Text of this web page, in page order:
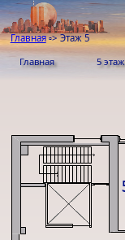
Главная▫>Этаж 5
Главная 5 этаж